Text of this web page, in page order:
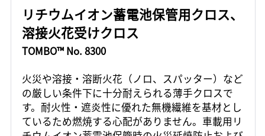
リチウムイオン蓄電池保管用クロス、
溶接火花受けクロス
TOMBO™ No. 8300
火災や溶接・溶断火花（ノロ、スパッター）など
の厳しい条件下に十分耐えられる薄手クロスで
す。耐火性・遮炎性に優れた無機繊維を基材とし
ているため燃焼する心配がありません。車載用リ